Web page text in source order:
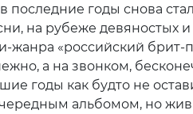
последние годы снова
на рубеже девяностых
жанра «российский брит-
а на звонком,
годы как будто не
альбомом, но